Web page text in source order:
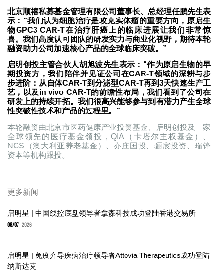
北京顺禧私募基金管理有限公司董事长、总经理任鹏先生表
示：“我们认为细胞治疗是攻克实体瘤的重要方向，原启生
物GPC3 CAR-T在治疗肝癌上的临床进展让我们非常惊
喜。我们高度认可团队的研发实力与商业化视野，期待本轮
融资助力公司加速核心产品的全球临床突破。”
启明创投主管合伙人胡旭波先生表示：“作为原启生物的早
期投资方，我们陪伴并见证公司在CAR-T领域的深耕与步
步进阶：从自体CAR-T到分泌型CAR-T再到3天快速生产工
艺，以及in vivo CAR-T的前瞻性布局，我们看到了公司在
研发上的持续开拓。我们很高兴能够参与到有潜力产生全球
性突破性技术和产品的过程里。”
本轮融资由北京市医药健康产业投资基金、启明创投及一家
全球领先的医疗基金领投，QIA（卡塔尔主权基金）、
NGS（澳大利亚养老基金）、亦庄国投、骊宸投资、瑞锋
资本等机构跟投。
更多新闻
启明星 | 中国线控底盘领导者拿森科技成功登陆香港交易所
08/07 2026
启明星 | 免疫介导疾病治疗领导者Attovia Therapeutics成功登陆
纳斯达克